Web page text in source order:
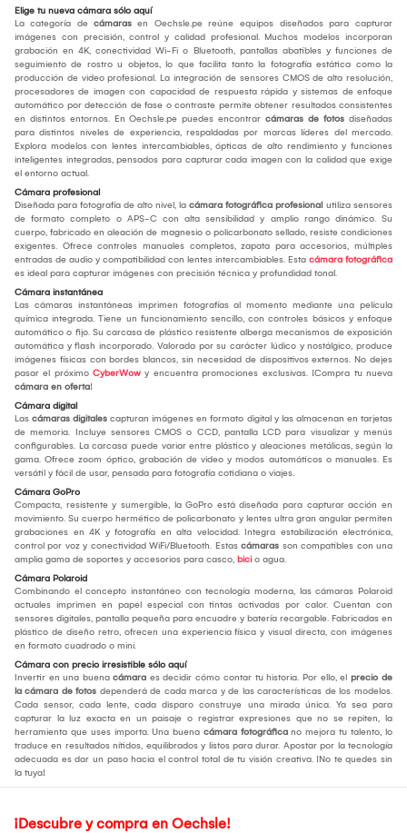
Elige tu nueva cámara sólo aquí
La categoría de cámaras en Oechsle.pe reúne equipos diseñados para capturar
imágenes con precisión, control y calidad profesional. Muchos modelos incorporan
grabación en 4K, conectividad Wi-Fi o Bluetooth, pantallas abatibles y funciones de
seguimiento de rostro u objetos, lo que facilita tanto la fotografía estática como la
producción de video profesional. La integración de sensores CMOS de alta resolución,
procesadores de imagen con capacidad de respuesta rápida y sistemas de enfoque
automático por detección de fase o contraste permite obtener resultados consistentes
en distintos entornos. En Oechsle.pe puedes encontrar cámaras de fotos diseñadas
para distintos niveles de experiencia, respaldadas por marcas líderes del mercado.
Explora modelos con lentes intercambiables, ópticas de alto rendimiento y funciones
inteligentes integradas, pensados para capturar cada imagen con la calidad que exige
el entorno actual.
Cámara profesional
Diseñada para fotografía de alto nivel, la cámara fotográfica profesional utiliza sensores
de formato completo o APS-C con alta sensibilidad y amplio rango dinámico. Su
cuerpo, fabricado en aleación de magnesio o policarbonato sellado, resiste condiciones
exigentes. Ofrece controles manuales completos, zapata para accesorios, múltiples
entradas de audio y compatibilidad con lentes intercambiables. Esta cámara fotográfica
es ideal para capturar imágenes con precisión técnica y profundidad tonal.
Cámara instantánea
Las cámaras instantáneas imprimen fotografías al momento mediante una película
química integrada. Tiene un funcionamiento sencillo, con controles básicos y enfoque
automático o fijo. Su carcasa de plástico resistente alberga mecanismos de exposición
automática y flash incorporado. Valorada por su carácter lúdico y nostálgico, produce
imágenes físicas con bordes blancos, sin necesidad de dispositivos externos. No dejes
pasar el próximo CyberWow y encuentra promociones exclusivas. ¡Compra tu nueva
cámara en oferta!
Cámara digital
Las cámaras digitales capturan imágenes en formato digital y las almacenan en tarjetas
de memoria. Incluye sensores CMOS o CCD, pantalla LCD para visualizar y menús
configurables. La carcasa puede variar entre plástico y aleaciones metálicas, según la
gama. Ofrece zoom óptico, grabación de video y modos automáticos o manuales. Es
versátil y fácil de usar, pensada para fotografía cotidiana o viajes.
Cámara GoPro
Compacta, resistente y sumergible, la GoPro está diseñada para capturar acción en
movimiento. Su cuerpo hermético de policarbonato y lentes ultra gran angular permiten
grabaciones en 4K y fotografía en alta velocidad. Integra estabilización electrónica,
control por voz y conectividad WiFi/Bluetooth. Estas cámaras son compatibles con una
amplia gama de soportes y accesorios para casco, bicio agua.
Cámara Polaroid
Combinando el concepto instantáneo con tecnología moderna, las cámaras Polaroid
actuales imprimen en papel especial con tintas activadas por calor. Cuentan con
sensores digitales, pantalla pequeña para encuadre y batería recargable. Fabricadas en
plástico de diseño retro, ofrecen una experiencia física y visual directa, con imágenes
en formato cuadrado o mini.
Cámara con precio irresistible sólo aquí
Invertir en una buena cámara es decidir cómo contar tu historia. Por ello, el precio de
la cámara de fotos dependerá de cada marca y de las características de los modelos.
Cada sensor, cada lente, cada disparo construye una mirada única. Ya sea para
capturar la luz exacta en un paisaje o registrar expresiones que no se repiten, la
herramienta que uses importa. Una buena cámara fotográfica no mejora tu talento, lo
traduce en resultados nítidos, equilibrados y listos para durar. Apostar por la tecnología
adecuada es dar un paso hacia el control total de tu visión creativa. ¡No te quedes sin
la tuya!
¡Descubre y compra en Oechsle!